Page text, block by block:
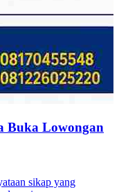
Buka Lowongan